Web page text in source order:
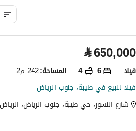
⃁650,000
فیلا 6
4 المساحة:242 م2
فيلا للبيع في طيبة، جنوب الرياض
شارع النسور، حي طيبة، جنوب الرياض، الرياض